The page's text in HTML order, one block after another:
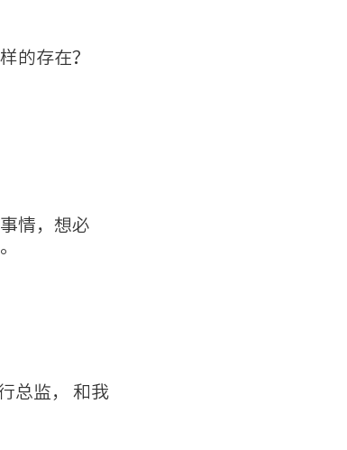
的存在？
情，想必
总监， 和我